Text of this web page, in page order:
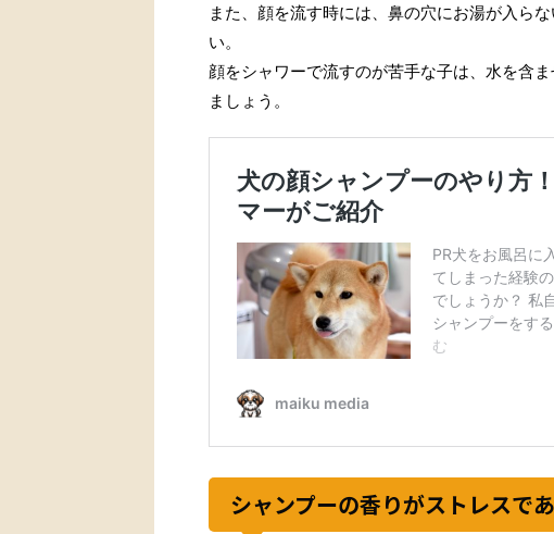
また、顔を流す時には、鼻の穴にお湯が入ら
い。
顔をシャワーで流すのが苦手な子は、水を含
ましょう。
シャンプーの香りがストレスで